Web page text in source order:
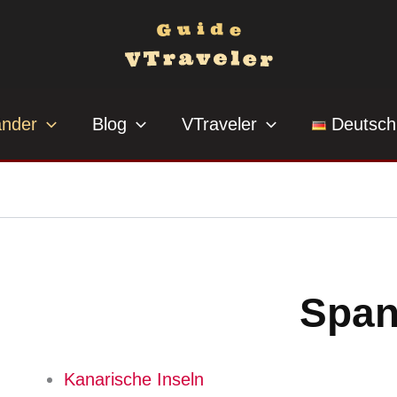
Blog VTraveler Deutsch
Kanarische Inseln